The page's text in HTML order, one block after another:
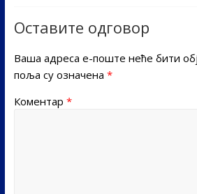
Оставите одговор
Ваша адреса е-поште неће бити
поља су означена *
Коментар *